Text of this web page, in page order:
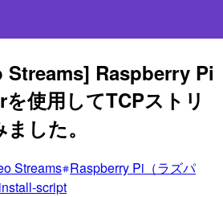
Raspberry Pi
使用してTCPストリ
した。
Streams Raspberry Pi（ラズパ
script